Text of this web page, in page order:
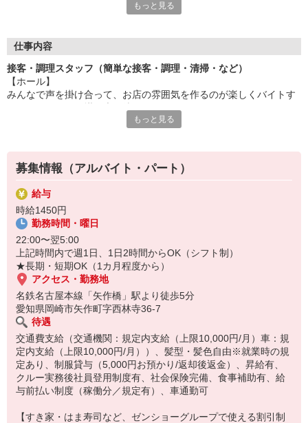
セルフオーダー＆会計で接客も簡単、調理もマニュアル通りで安
＼ メリットのご紹介 ／
⇒なか卯の商品がお得に食べられます♪
◆給与前払いあり
⇒今月ピンチで！という時も安心！
⇒ゆくゆくは社員としてしっかり働きたい方にもオススメ！
「すき家」「ココス」「ジョリーパスタ」「ビッグボーイ」でお
馴染みの
ゼンショーグループの一員として、安定した環境で働けます。
もっと見る
仕事内容
接客・調理スタッフ（簡単な接客・調理・清掃・など）
【ホール】
みんなで声を掛け合って、お店の雰囲気を作るのが楽しくバイトす
セルフオーダー、セルフ会計で、現金の受け渡しはほとんどありま
【キッチン】
うどんを湯掻いたり、丼を作ったり、なか卯自慢の「こだわりメニ
ュー」をスピーディに調理してください。
すべての商品にマニュアルがあり料理が苦手な方も初日から簡単に
おいしい商品が作れます◎
もっと見る
募集情報（アルバイト・パート）
給与
時給1450円
勤務時間・曜日
22:00〜翌5:00
上記時間内で週1日、1日2時間からOK（シフト制）
★長期・短期OK（1カ月程度から）
アクセス・勤務地
名鉄名古屋本線「矢作橋」駅より徒歩5分
愛知県岡崎市矢作町字西林寺36-7
待遇
交通費支給（交通機関：規定内支給（上限10,000円/月）車：規
定内支給（上限10,000円/月））、髪型・髪色自由※就業時の規
定あり、制服貸与（5,000円お預かり/返却後返金）、昇給有、
クルー実務後社員登用制度有、社会保険完備、食事補助有、給
与前払い制度（稼働分／規定有）、車通勤可
【すき家・はま寿司など、ゼンショーグループで使える割引制